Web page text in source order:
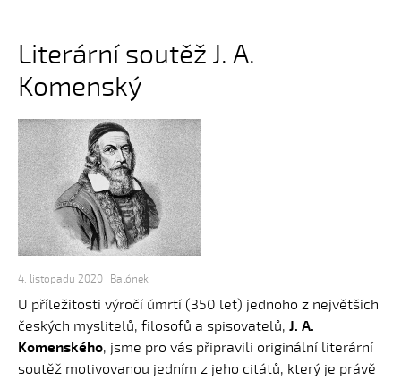
Literární soutěž J. A.
Komenský
4. listopadu 2020 Balónek
U příležitosti výročí úmrtí (350 let) jednoho z největších
českých myslitelů, filosofů a spisovatelů, J. A.
Komenského, jsme pro vás připravili originální literární
soutěž motivovanou jedním z jeho citátů, který je právě